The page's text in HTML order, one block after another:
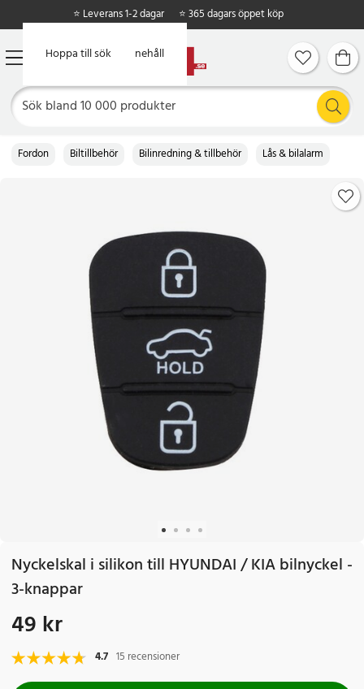
Hoppa till huvudinnehåll
Hoppa till sök
⭐ Leverans 1-2 dagar ⭐ 365 dagars öppet köp
Fordon Biltillbehör Bilinredning & tillbehör Lås & bilalarm
Nyckelskal i silikon till HYUNDAI / KIA bilnyckel -
3-knappar
Pris: 49 kr
49 kr
4.7 15 recensioner